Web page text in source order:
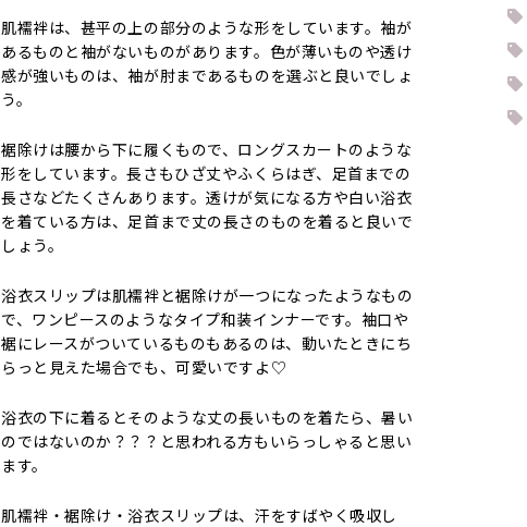
肌襦袢は、甚平の上の部分のような形をしています。袖が
あるものと袖がないものがあります。色が薄いものや透け
感が強いものは、袖が肘まであるものを選ぶと良いでしょ
う。
裾除けは腰から下に履くもので、ロングスカートのような
形をしています。長さもひざ丈やふくらはぎ、足首までの
長さなどたくさんあります。透けが気になる方や白い浴衣
を着ている方は、足首まで丈の長さのものを着ると良いで
しょう。
浴衣スリップは肌襦袢と裾除けが一つになったようなもの
で、ワンピースのようなタイプ和装インナーです。袖口や
裾にレースがついているものもあるのは、動いたときにち
らっと見えた場合でも、可愛いですよ♡
浴衣の下に着るとそのような丈の長いものを着たら、暑い
のではないのか？？？と思われる方もいらっしゃると思い
ます。
肌襦袢・裾除け・浴衣スリップは、汗をすばやく吸収し